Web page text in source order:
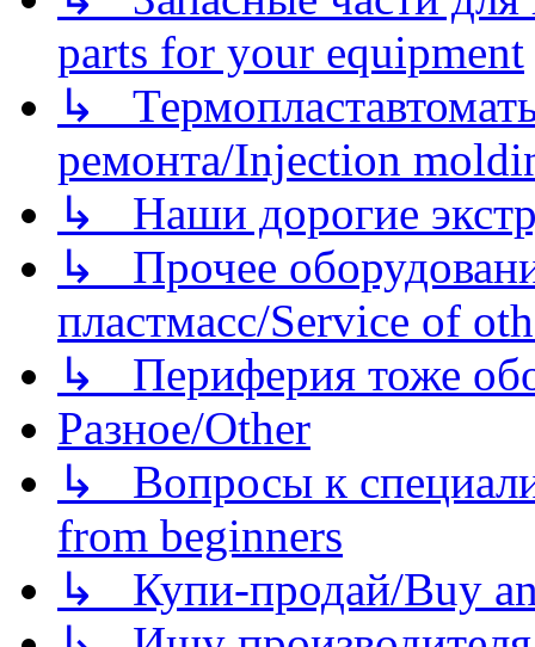
parts for your equipment
↳
ремонта/Injection
↳ Наши дорогие
↳ Прочее
пластмасс/Service of
↳ Периферия тоже
Разное/Other
↳ Вопросы к
from beginners
↳ Купи-продай/Buy